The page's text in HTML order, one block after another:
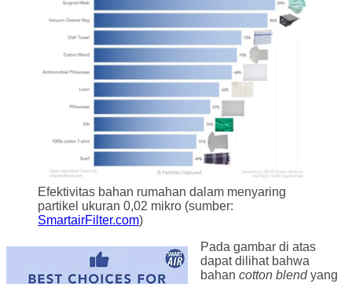
Efektivitas bahan rumahan dalam menyaring
partikel ukuran 0,02 mikro (sumber:
SmartairFilter.com)
Pada gambar di atas
dapat dilihat bahwa
bahan cotton blendyang